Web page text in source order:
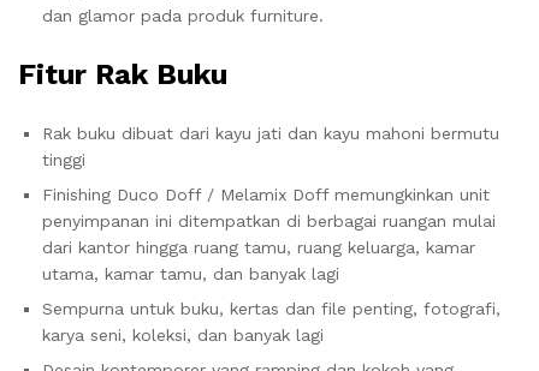
dan glamor pada produk furniture.
Fitur Rak Buku
Rak buku dibuat dari kayu jati dan kayu mahoni bermutu
tinggi
Finishing Duco Doff / Melamix Doff memungkinkan unit
penyimpanan ini ditempatkan di berbagai ruangan mulai
dari kantor hingga ruang tamu, ruang keluarga, kamar
utama, kamar tamu, dan banyak lagi
Sempurna untuk buku, kertas dan file penting, fotografi,
karya seni, koleksi, dan banyak lagi